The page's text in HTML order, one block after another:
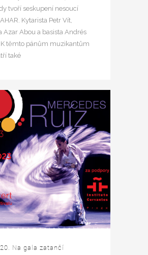
tvoří seskupení nesoucí
Kytarista Petr Vít,
Azar Abou a basista Andrés
těmto pánům muzikantům
také
Na gala zatančí